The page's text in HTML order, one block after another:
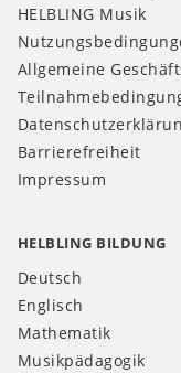
HELBLING Musik
Allgemeine
Barrierefreiheit
Impressum
HELBLING BILDUNG
Deutsch
Englisch
Mathematik
Musikpädagogik